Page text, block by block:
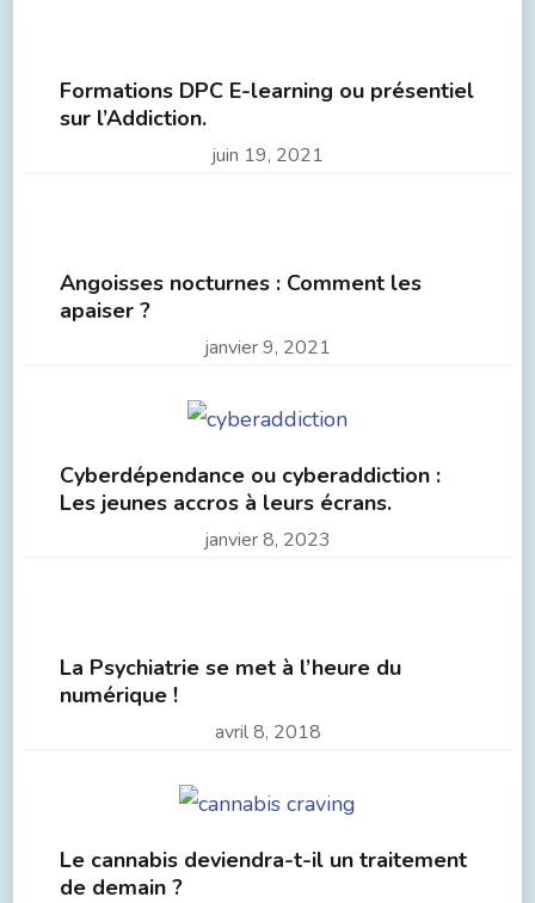
Formations DPC E-learning ou présentiel
sur l’Addiction.
juin 19, 2021
Angoisses nocturnes : Comment les
apaiser ?
janvier 9, 2021
Cyberdépendance ou cyberaddiction :
Les jeunes accros à leurs écrans.
janvier 8, 2023
La Psychiatrie se met à l’heure du
numérique !
avril 8, 2018
Le cannabis deviendra-t-il un traitement
de demain ?